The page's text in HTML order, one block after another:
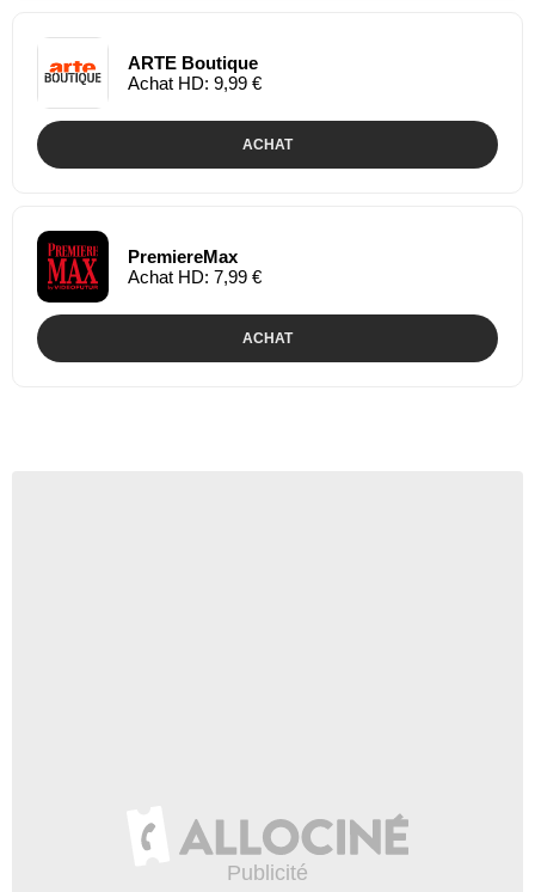
ARTE Boutique
Achat HD: 9,99 €
ACHAT
PremiereMax
Achat HD: 7,99 €
ACHAT